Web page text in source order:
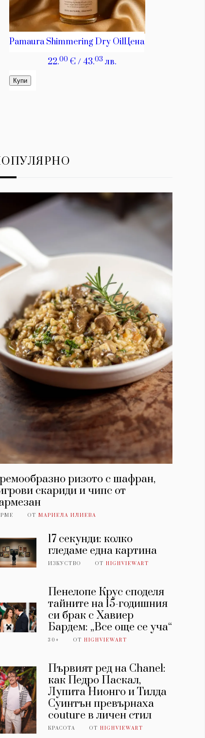
ризото с шафран,
скариди и чипс от
ОТ МАРИЕЛА ИЛИЕВА
17 секунди: колко
гледаме една картина
ИЗКУСТВО ОТHIGHVIEWART
Пенелопе Крус споделя
тайните на 15-годишния
си брак с Хавиер
Бардем: „Все още се уча“
30+ ОТHIGHVIEWART
Първият ред на Chanel:
как Педро Паскал,
Лупита Нионго и Тилда
Суинтън превърнаха
couture в личен стил
КРАСОТА ОТHIGHVIEWART